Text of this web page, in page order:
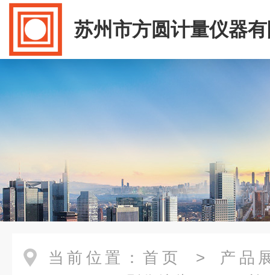
苏州市方圆计量仪器
当前位置： 首页 > 产品